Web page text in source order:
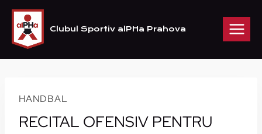
Skip
content
Clubul Sportiv alPHa Prahova
HANDBAL
RECITAL OFENSIV PENTRU